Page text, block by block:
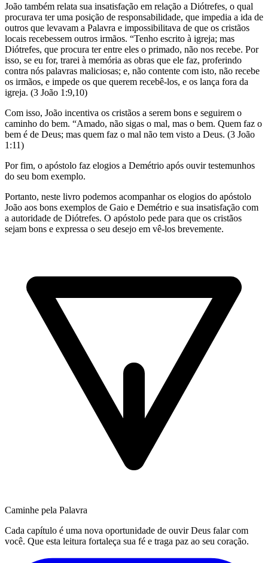
João também relata sua insatisfação em relação a Diótrefes, o qual
procurava ter uma posição de responsabilidade, que impedia a ida de
outros que levavam a Palavra e impossibilitava de que os cristãos
locais recebessem outros irmãos. “Tenho escrito à igreja; mas
Diótrefes, que procura ter entre eles o primado, não nos recebe. Por
isso, se eu for, trarei à memória as obras que ele faz, proferindo
contra nós palavras maliciosas; e, não contente com isto, não recebe
os irmãos, e impede os que querem recebê-los, e os lança fora da
igreja. (3 João 1:9,10)
Com isso, João incentiva os cristãos a serem bons e seguirem o
caminho do bem. “Amado, não sigas o mal, mas o bem. Quem faz o
bem é de Deus; mas quem faz o mal não tem visto a Deus. (3 João
1:11)
Por fim, o apóstolo faz elogios a Demétrio após ouvir testemunhos
do seu bom exemplo.
Portanto, neste livro podemos acompanhar os elogios do apóstolo
João aos bons exemplos de Gaio e Demétrio e sua insatisfação com
a autoridade de Diótrefes. O apóstolo pede para que os cristãos
sejam bons e expressa o seu desejo em vê-los brevemente.
Caminhe pela Palavra
Cada capítulo é uma nova oportunidade de ouvir Deus falar com
você. Que esta leitura fortaleça sua fé e traga paz ao seu coração.